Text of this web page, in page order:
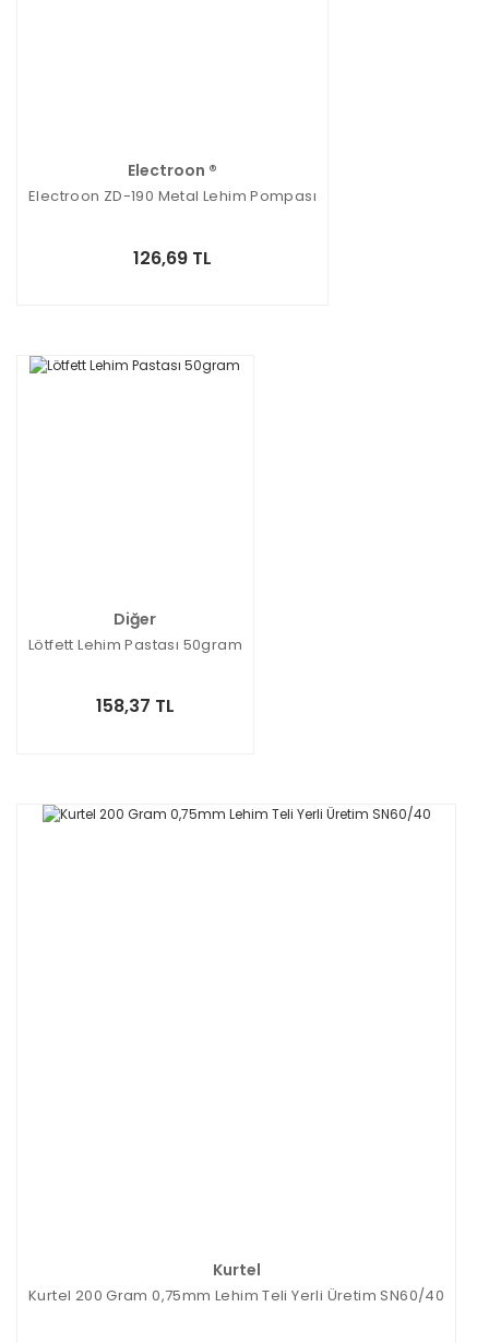
Electroon ®
Electroon ZD-190 Metal Lehim Pompası
126,69 TL
Diğer
Lötfett Lehim Pastası 50gram
158,37 TL
Kurtel
Kurtel 200 Gram 0,75mm Lehim Teli Yerli Üretim SN60/40